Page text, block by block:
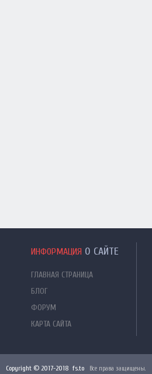
ИНФОРМАЦИЯ О САЙТЕ
ГЛАВНАЯ СТРАНИЦА
БЛОГ
ФОРУМ
КАРТА САЙТА
Copyright © 2017-2018 fs.to Все права защищены.